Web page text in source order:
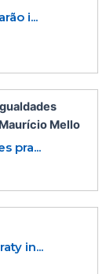
i...
Mello
pra...
in...